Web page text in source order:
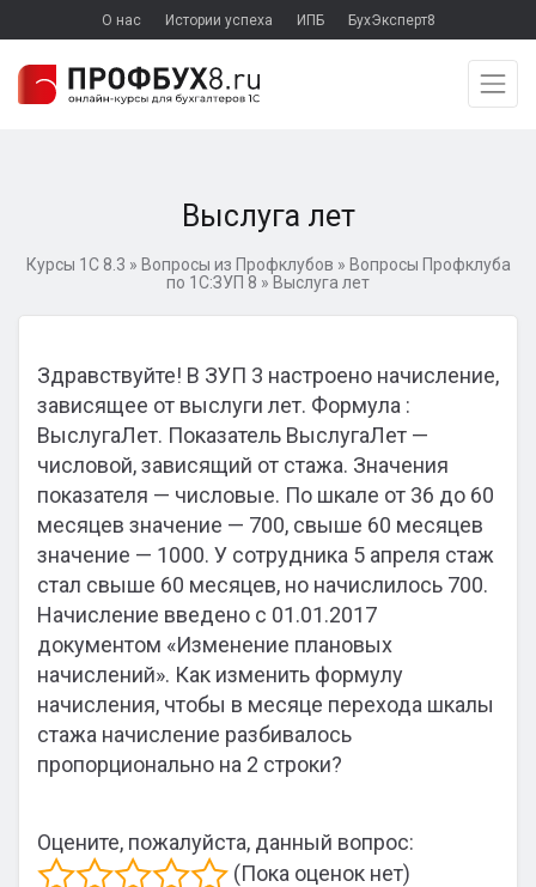
О нас Истории успеха ИПБ БухЭксперт8
Выслуга лет
Курсы 1С 8.3 » Вопросы из Профклубов » Вопросы Профклуба
по 1С:ЗУП 8 » Выслуга лет
Здравствуйте! В ЗУП 3 настроено начисление,
зависящее от выслуги лет. Формула :
ВыслугаЛет. Показатель ВыслугаЛет —
числовой, зависящий от стажа. Значения
показателя — числовые. По шкале от 36 до 60
месяцев значение — 700, свыше 60 месяцев
значение — 1000. У сотрудника 5 апреля стаж
стал свыше 60 месяцев, но начислилось 700.
Начисление введено с 01.01.2017
документом «Изменение плановых
начислений». Как изменить формулу
начисления, чтобы в месяце перехода шкалы
стажа начисление разбивалось
пропорционально на 2 строки?
Оцените, пожалуйста, данный вопрос:
(Пока оценок нет)